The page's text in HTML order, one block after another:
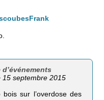
d’événements
15 septembre 2015
sur l’overdose des